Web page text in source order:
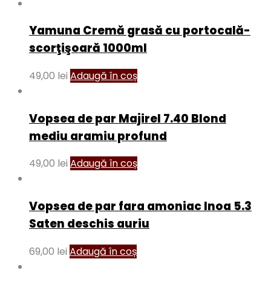
Yamuna Cremă grasă cu portocală-
scorţişoară 1000ml
49,00 lei Adaugă în coș
Vopsea de par Majirel 7.40 Blond
mediu aramiu profund
49,00 lei Adaugă în coș
Vopsea de par fara amoniac Inoa 5.3
Saten deschis auriu
69,00 lei Adaugă în coș